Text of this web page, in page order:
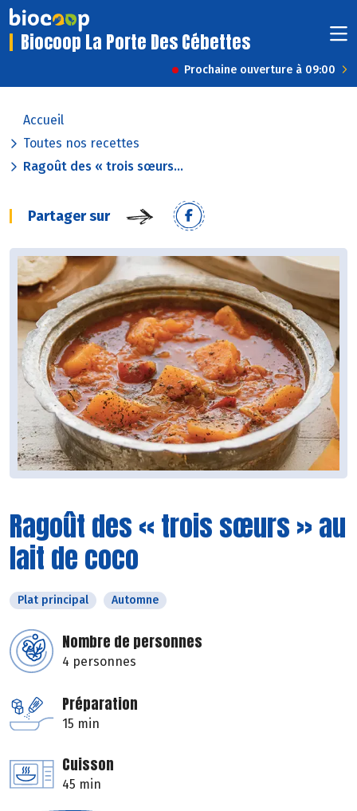
Biocoop La Porte Des Cébettes
Prochaine ouverture à 09:00
Accueil
Toutes nos recettes
Ragoût des « trois sœurs...
Partager sur
Ragoût des « trois sœurs » au
lait de coco
Plat principal Automne
Nombre de personnes
4 personnes
Préparation
15 min
Cuisson
45 min